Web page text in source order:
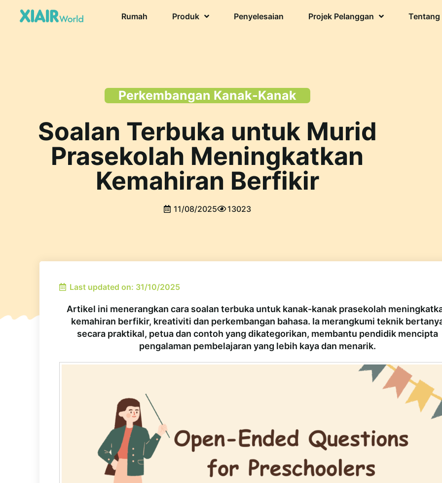
Rumah Produk Penyelesaian Projek Pelanggan Tentang
Perkembangan Kanak-Kanak
Soalan Terbuka untuk Murid
Prasekolah Meningkatkan
Kemahiran Berfikir
11/08/2025 13023
Last updated on: 31/10/2025
Artikel ini menerangkan cara soalan terbuka untuk kanak-kanak prasekolah
kemahiran berfikir, kreativiti dan perkembangan bahasa. Ia merangkumi teknik
secara praktikal, petua dan contoh yang dikategorikan, membantu pendidik mencipta
pengalaman pembelajaran yang lebih kaya dan menarik.